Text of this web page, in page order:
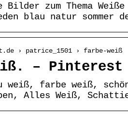
Bilder zum Thema
blau natur sommer
› patrice_1501 › farbe-weiß
– Pinterest
weiß, farbe weiß,
Alles Weiß,